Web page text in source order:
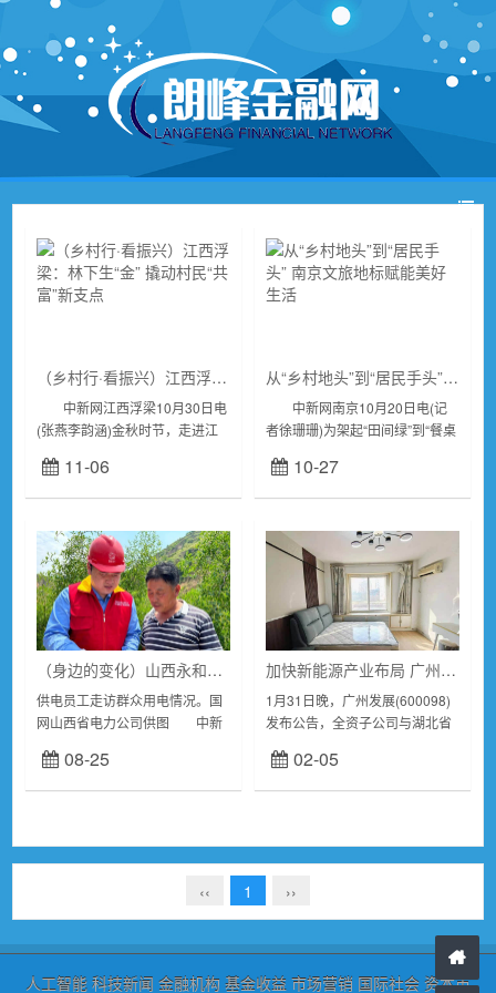
（乡村行·看振兴）江西浮梁：林下生“金” 撬动村民“共富”新支点
中新网江西浮梁10月30日电
(张燕李韵涵)金秋时节，走进江
地，成片的大树下，一颗颗带着
绿叶的黄精正茁壮成长。随着深
11-06
从“乡村地头”到“居民手头” 南京文旅地标赋能美好生活
中新网南京10月20日电(记
者徐珊珊)为架起“田间绿”到“餐桌
旅产业有机融合，10月19日至20
日，由南京旅游集团、南京...
10-27
（身边的变化）山西永和：电力赋能乡村振兴 小村庄实现大变化
供电员工走访群众用电情况。国
网山西省电力公司供图 中新
和：电力赋能乡村振兴小村庄实
现大变化 作者高雨晴冉涌...
08-25
加快新能源产业布局 广州发展拟8亿元投建能源一体化项目
1月31日晚，广州发展(600098)
发布公告，全资子公司与湖北省
面战略合作协议》，共同推进江
陵县能源一体化项目，预计总投
02-05
‹‹ 1 ››
人工智能 科技新闻 金融机构 基金收益 市场营销 国际社会 资本市